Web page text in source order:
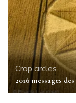
Crop circles
2016 messages